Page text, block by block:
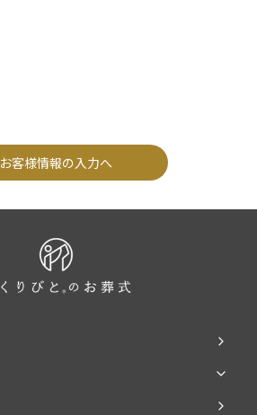
お客様情報の入力へ